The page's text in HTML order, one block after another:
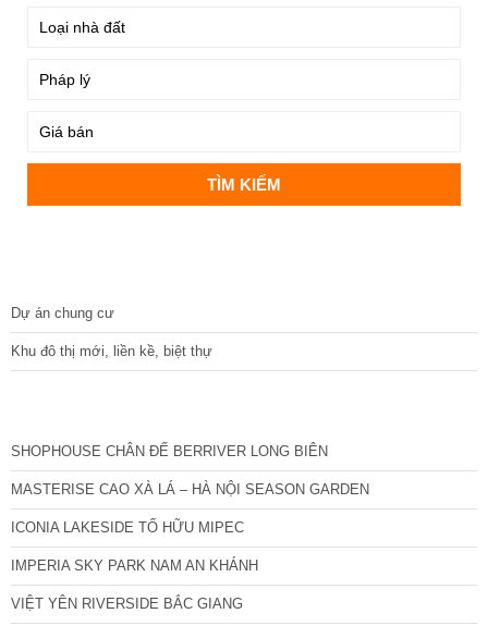
Dự án chung cư
Khu đô thị mới, liền kề, biệt thự
SHOPHOUSE CHÂN ĐẾ BERRIVER LONG BIÊN
MASTERISE CAO XÀ LÁ – HÀ NỘI SEASON GARDEN
ICONIA LAKESIDE TỐ HỮU MIPEC
IMPERIA SKY PARK NAM AN KHÁNH
VIỆT YÊN RIVERSIDE BẮC GIANG